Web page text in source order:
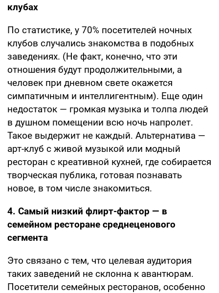
клубах
По статистике, у 70% посетителей ночных
клубов случались знакомства в подобных
заведениях. (Не факт, конечно, что эти
отношения будут продолжительными, а
человек при дневном свете окажется
симпатичным и интеллигентным). Еще один
недостаток — громкая музыка и толпа людей
в душном помещении всю ночь напролет.
Такое выдержит не каждый. Альтернатива —
арт-клуб с живой музыкой или модный
ресторан с креативной кухней, где собирается
творческая публика, готовая познавать
новое, в том числе знакомиться.
4. Самый низкий флирт-фактор — в
семейном ресторане среднеценового
сегмента
Это связано с тем, что целевая аудитория
таких заведений не склонна к авантюрам.
Посетители семейных ресторанов, особенно